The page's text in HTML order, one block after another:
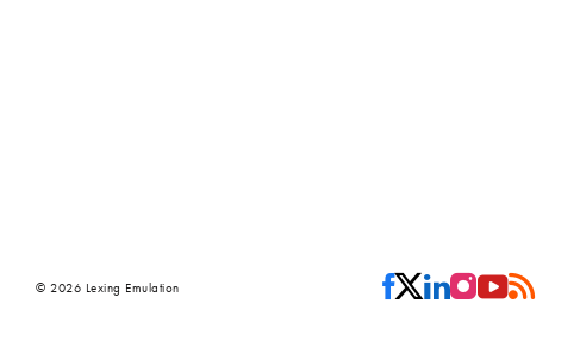
© 2026 Lexing Emulation